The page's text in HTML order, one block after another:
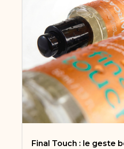
Final Touch : le geste